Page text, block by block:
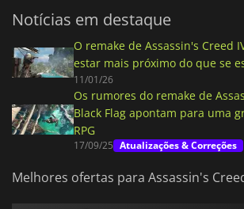
Notícias em destaque
O remake de Assassin's Creed
estar mais próximo do que se
11/01/26
Os rumores do remake de
Black Flag apontam para uma
RPG
17/09/25 Atualizações & Correções
Melhores ofertas para Assassin's